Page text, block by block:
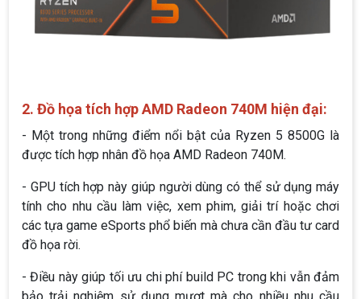
2. Đồ họa tích hợp AMD Radeon 740M hiện đại:
- Một trong những điểm nổi bật của Ryzen 5 8500G là
được tích hợp nhân đồ họa AMD Radeon 740M.
- GPU tích hợp này giúp người dùng có thể sử dụng máy
tính cho nhu cầu làm việc, xem phim, giải trí hoặc chơi
các tựa game eSports phổ biến mà chưa cần đầu tư card
đồ họa rời.
- Điều này giúp tối ưu chi phí build PC trong khi vẫn đảm
bảo trải nghiệm sử dụng mượt mà cho nhiều nhu cầu